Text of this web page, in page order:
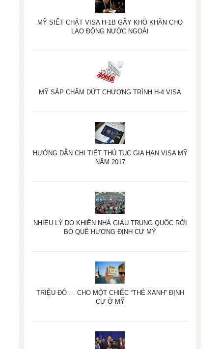
MỸ SIẾT CHẶT VISA H-1B GÂY KHÓ KHĂN CHO
LAO ĐỘNG NƯỚC NGOÀI
MỸ SẮP CHẤM DỨT CHƯƠNG TRÌNH H-4 VISA
HƯỚNG DẪN CHI TIẾT THỦ TỤC GIA HẠN VISA MỸ
NĂM 2017
NHIỀU LÝ DO KHIẾN NHÀ GIÀU TRUNG QUỐC RỜI
BỎ QUÊ HƯƠNG ĐỊNH CƯ MỸ
TRIỆU ĐÔ … CHO MỘT CHIẾC “THẺ XANH” ĐỊNH
CƯ Ở MỸ